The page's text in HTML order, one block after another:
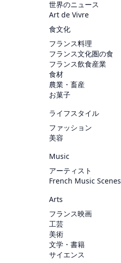
世界のニュース
Art de Vivre
食文化
フランス料理
フランス文化圏の食
フランス飲食産業
食材
農業・畜産
お菓子
ライフスタイル
ファッション
美容
Music
アーティスト
French Music Scenes
Arts
フランス映画
工芸
美術
文学・書籍
サイエンス